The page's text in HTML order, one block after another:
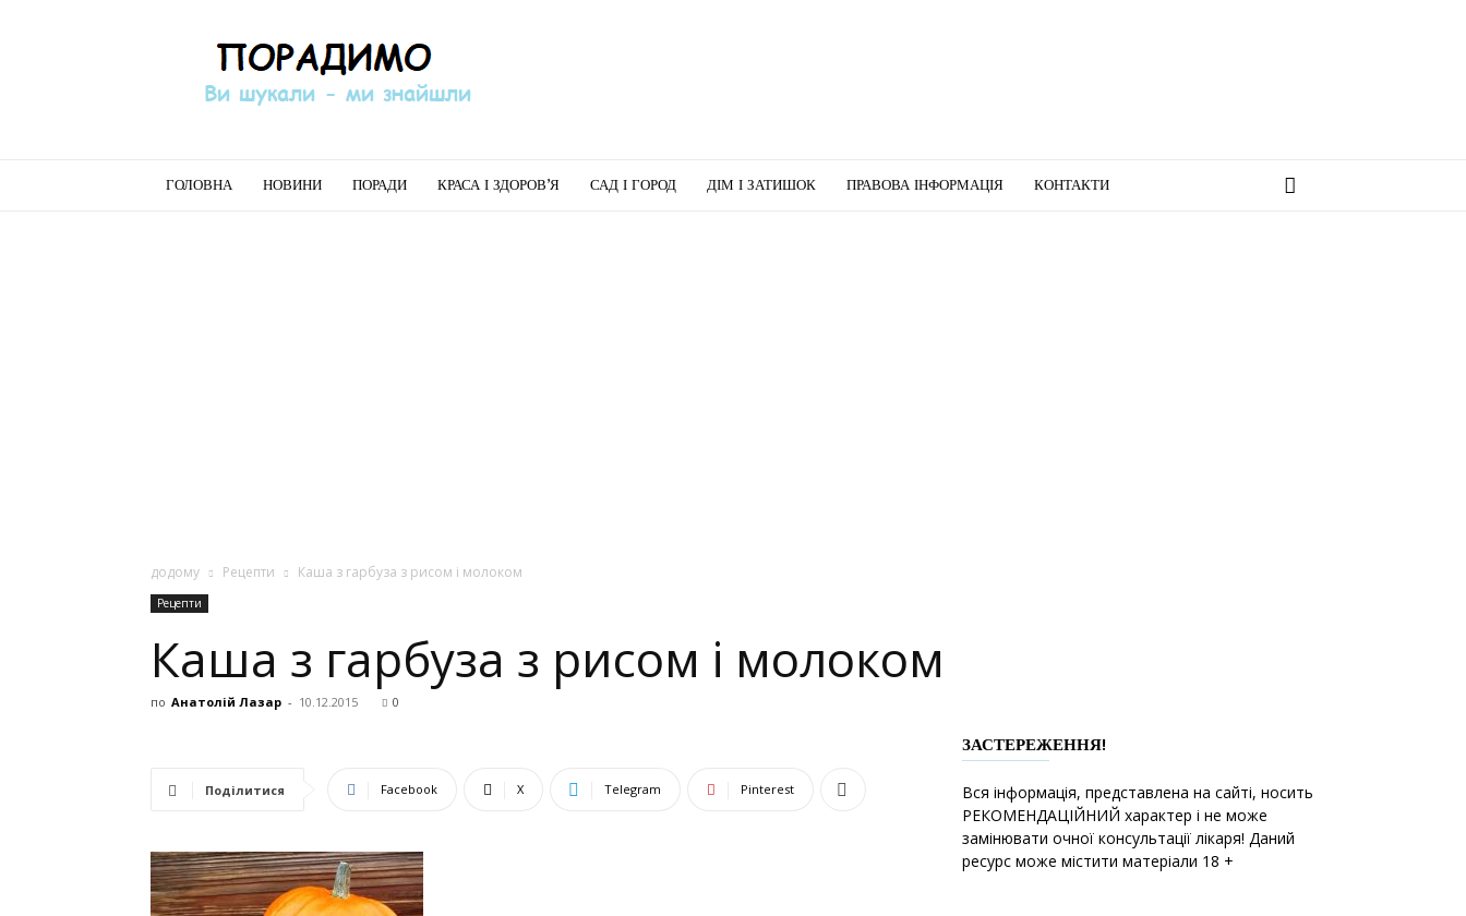
Порадимо
ГОЛОВНА НОВИНИ ПОРАДИ КРАСА І ЗДОРОВ’Я САД І ГОРОД ДІМ І ЗАТИШОК ПРАВОВА ІНФОРМАЦІЯ КОНТАКТИ
додому Рецепти Каша з гарбуза з рисом і молоком
Рецепти
Каша з гарбуза з рисом і молоком
по Анатолій Лазар - 10.12.2015 0
Поділитися Facebook X Telegram Pinterest
ЗАСТЕРЕЖЕННЯ!
Вся інформація, представлена на сайті, носить
РЕКОМЕНДАЦІЙНИЙ характер і не може
замінювати очної консультації лікаря! Даний
ресурс може містити матеріали 18 +